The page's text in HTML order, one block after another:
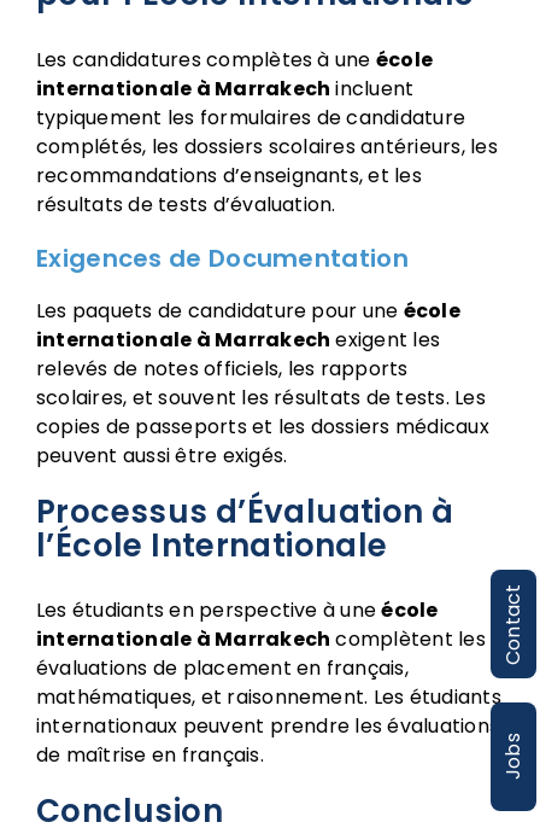
Les candidatures complètes à une école
internationale à Marrakech incluent
typiquement les formulaires de candidature
complétés, les dossiers scolaires antérieurs, les
recommandations d’enseignants, et les
résultats de tests d’évaluation.
Exigences de Documentation
Les paquets de candidature pour une école
internationale à Marrakech exigent les
relevés de notes officiels, les rapports
scolaires, et souvent les résultats de tests. Les
copies de passeports et les dossiers médicaux
peuvent aussi être exigés.
Processus d’Évaluation à
l’École Internationale
Les étudiants en perspective à uneécole
internationale à Marrakech complètent les
évaluations de placement en français,
mathématiques, et raisonnement. Les étudiants
internationaux peuvent prendre les évaluations
de maîtrise en français.
Conclusion
Contact
Jobs